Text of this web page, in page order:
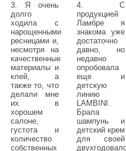
3. Я очень
долго
ходила с
нарощенными
ресницами и,
несмотря на
качественные
материалы и
клей, а
также то, что
делали мне
их в
хорошем
салоне,
густота и
количество
собственных
4. С
продукцией
Ламбре я
знакома уже
достаточно
давно, но
недавно
опробовала
еще и
детскую
линию
LAMBINI.
Брала
шампунь и
детский крем
для своей